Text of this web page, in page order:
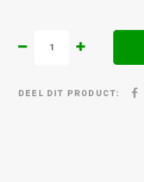
DEEL DIT PRODUCT: